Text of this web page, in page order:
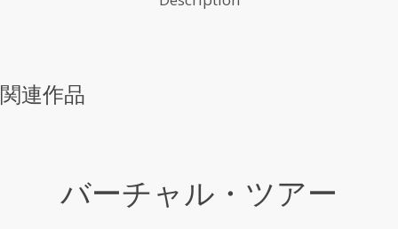
関連作品
バーチャル・ツアー